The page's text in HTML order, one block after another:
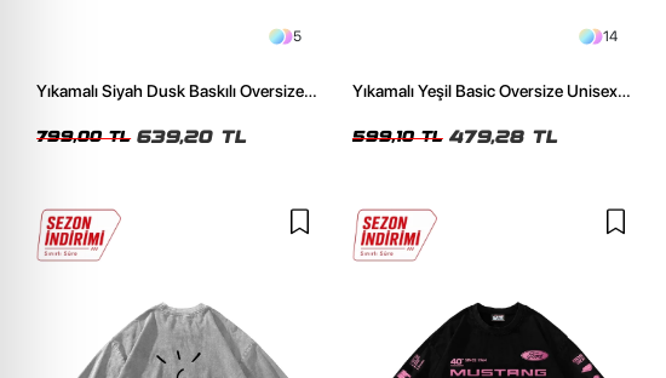
5
Yıkamalı Siyah Dusk Baskılı Oversize
799,00 TL 639,20 TL
14
Yıkamalı Yeşil Basic Oversize Unisex
599,10 TL 479,28 TL